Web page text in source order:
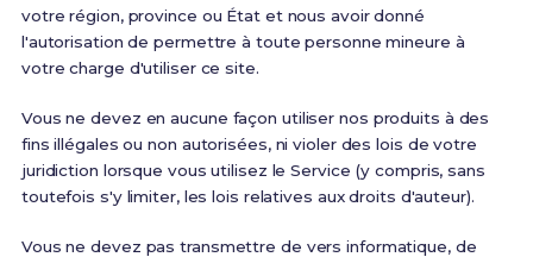
votre région, province ou État et nous avoir donné
l'autorisation de permettre à toute personne mineure à
votre charge d'utiliser ce site.
Vous ne devez en aucune façon utiliser nos produits à des
fins illégales ou non autorisées, ni violer des lois de votre
juridiction lorsque vous utilisez le Service (y compris, sans
toutefois s'y limiter, les lois relatives aux droits d'auteur).
Vous ne devez pas transmettre de vers informatique, de